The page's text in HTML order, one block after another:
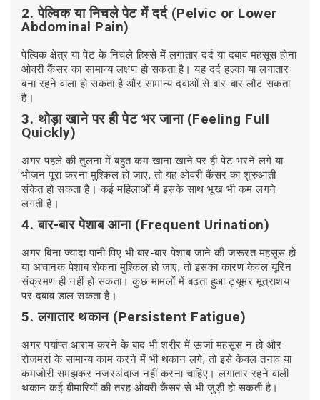
2. पेल्विक या निचले पेट में दर्द (Pelvic or Lower
Abdominal Pain)
पेल्विक क्षेत्र या पेट के निचले हिस्से में लगातार दर्द या दबाव महसूस होना
ओवरी कैंसर का सामान्य लक्षण हो सकता है। यह दर्द हल्का या लगातार
बना रहने वाला हो सकता है और सामान्य दवाओं से बार-बार लौट सकता
है।
3. थोड़ा खाने पर ही पेट भर जाना (Feeling Full
Quickly)
अगर पहले की तुलना में बहुत कम खाना खाने पर ही पेट भरने लगे या
भोजन पूरा करना मुश्किल हो जाए, तो यह ओवरी कैंसर का शुरुआती
संकेत हो सकता है। कई महिलाओं में इसके साथ भूख भी कम लगने
लगती है।
4. बार-बार पेशाब आना (Frequent Urination)
अगर बिना ज्यादा पानी पिए भी बार-बार पेशाब जाने की जरूरत महसूस हो
या अचानक पेशाब रोकना मुश्किल हो जाए, तो इसका कारण केवल यूरिन
संक्रमण ही नहीं हो सकता। कुछ मामलों में बढ़ता हुआ ट्यूमर मूत्राशय
पर दबाव डाल सकता है।
5. लगातार थकान (Persistent Fatigue)
अगर पर्याप्त आराम करने के बाद भी शरीर में ऊर्जा महसूस न हो और
रोजमर्रा के सामान्य काम करने में भी थकान लगे, तो इसे केवल तनाव या
कमजोरी समझकर नजरअंदाज नहीं करना चाहिए। लगातार रहने वाली
थकान कई बीमारियों की तरह ओवरी कैंसर से भी जुड़ी हो सकती है।